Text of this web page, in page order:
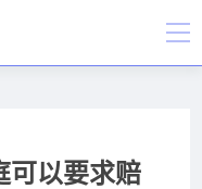
可以要求赔